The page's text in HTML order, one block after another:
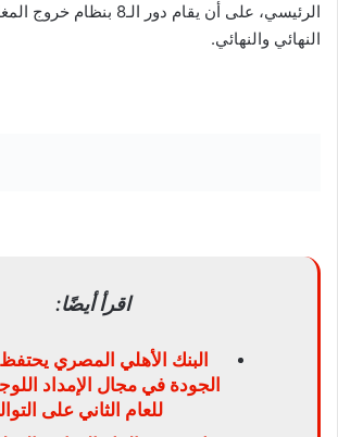
الرئيسي، على أن يقام دور
النهائي والنهائي.
اقرأ أيضًا:
البنك الأهلي المصري
الجودة في مجال الإمداد
للعام الثاني على